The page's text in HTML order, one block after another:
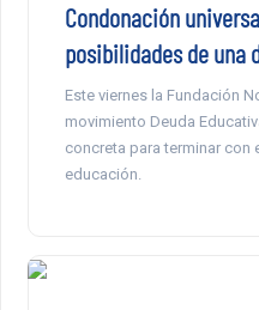
Condonación
posibilidades de una
Este viernes la Fundación
movimiento Deuda
concreta para terminar con
educación.